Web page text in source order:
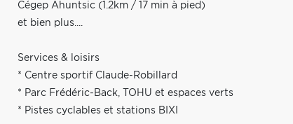
Cégep Ahuntsic (1.2km / 17 min à pied)
et bien plus....
Services & loisirs
* Centre sportif Claude-Robillard
* Parc Frédéric-Back, TOHU et espaces verts
* Pistes cyclables et stations BIXI